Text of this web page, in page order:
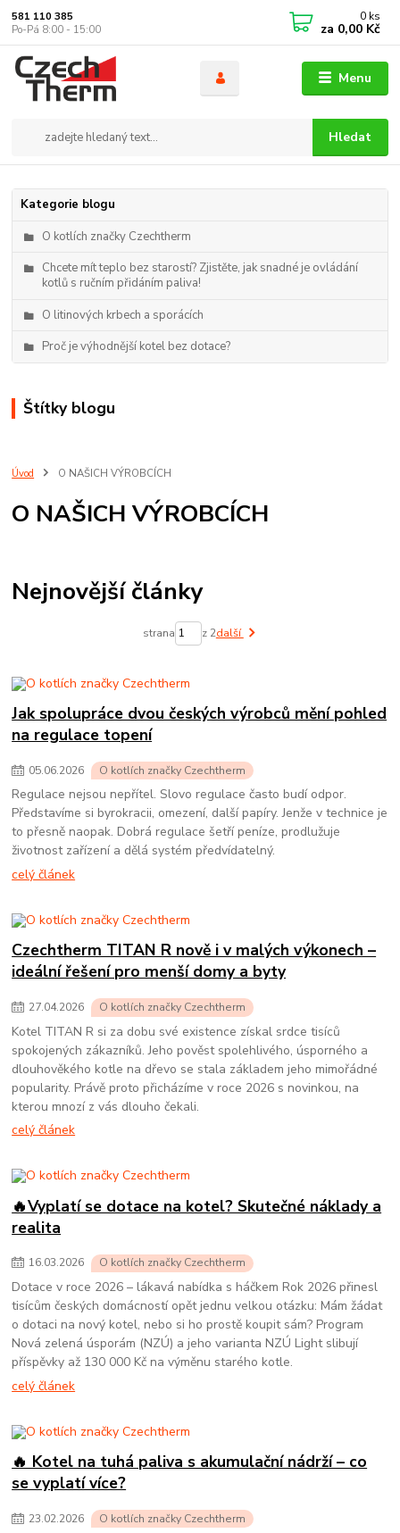
Menu
Hledat
581 110 385
Po-Pá 8:00 - 15:00
0 ks
za 0,00 Kč
Kategorie blogu
O kotlích značky Czechtherm
Chcete mít teplo bez starostí? Zjistěte, jak snadné je ovládání
kotlů s ručním přidáním paliva!
O litinových krbech a sporácích
Proč je výhodnější kotel bez dotace?
Štítky blogu
Úvod O NAŠICH VÝROBCÍCH
O NAŠICH VÝROBCÍCH
Nejnovější články
strana z 2další
Jak spolupráce dvou českých výrobců mění pohled
na regulace topení
05.06.2026 O kotlích značky Czechtherm
Regulace nejsou nepřítel. Slovo regulace často budí odpor.
Představíme si byrokracii, omezení, další papíry. Jenže v technice je
to přesně naopak. Dobrá regulace šetří peníze, prodlužuje
životnost zařízení a dělá systém předvídatelný.
celý článek
Czechtherm TITAN R nově i v malých výkonech –
ideální řešení pro menší domy a byty
27.04.2026 O kotlích značky Czechtherm
Kotel TITAN R si za dobu své existence získal srdce tisíců
spokojených zákazníků. Jeho pověst spolehlivého, úsporného a
dlouhověkého kotle na dřevo se stala základem jeho mimořádné
popularity. Právě proto přicházíme v roce 2026 s novinkou, na
kterou mnozí z vás dlouho čekali.
celý článek
🔥Vyplatí se dotace na kotel? Skutečné náklady a
realita
16.03.2026 O kotlích značky Czechtherm
Dotace v roce 2026 – lákavá nabídka s háčkem Rok 2026 přinesl
tisícům českých domácností opět jednu velkou otázku: Mám žádat
o dotaci na nový kotel, nebo si ho prostě koupit sám? Program
Nová zelená úsporám (NZÚ) a jeho varianta NZÚ Light slibují
příspěvky až 130 000 Kč na výměnu starého kotle.
celý článek
🔥 Kotel na tuhá paliva s akumulační nádrží – co
se vyplatí více?
23.02.2026 O kotlích značky Czechtherm